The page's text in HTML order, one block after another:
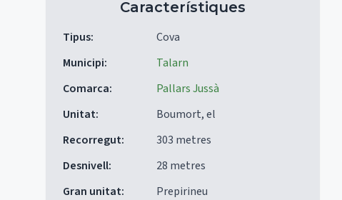
Característiques
Tipus:
Cova
Municipi:
Talarn
Comarca:
Pallars Jussà
Unitat:
Boumort, el
Recorregut:
303 metres
Desnivell:
28 metres
Gran unitat:
Prepirineu